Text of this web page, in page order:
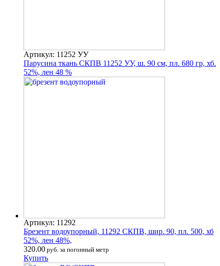
Артикул: 11252 УУ
Парусина ткань СКПВ 11252 УУ, ш. 90 см, пл. 680 гр, хб.
52%, лен 48 %
Артикул: 11292
Брезент водоупорный, 11292 СКПВ, шир. 90, пл. 500, хб
52%, лен 48%,
320.00 руб. за погонный метр
Купить